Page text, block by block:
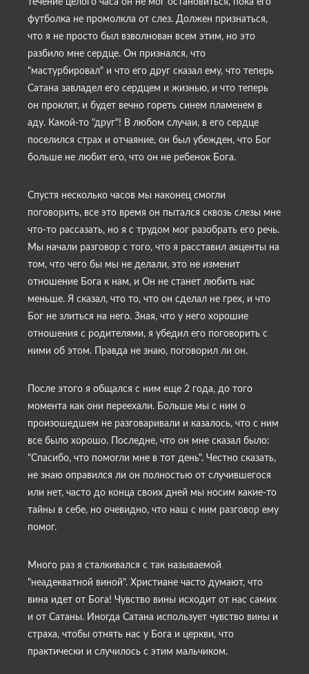
течение целого часа он не мог остановиться, пока его
футболка не промолкла от слез. Должен признаться,
что я не просто был взволнован всем этим, но это
разбило мне сердце. Он признался, что
"мастурбировал" и что его друг сказал ему, что теперь
Сатана завладел его сердцем и жизнью, и что теперь
он проклят, и будет вечно гореть синем пламенем в
аду. Какой-то "друг"! В любом случаи, в его сердце
поселился страх и отчаяние, он был убежден, что Бог
больше не любит его, что он не ребенок Бога.
Спустя несколько часов мы наконец смогли
поговорить, все это время он пытался сквозь слезы мне
что-то рассазать, но я с трудом мог разобрать его речь.
Мы начали разговор с того, что я расставил акценты на
том, что чего бы мы не делали, это не изменит
отношение Бога к нам, и Он не станет любить нас
меньше. Я сказал, что то, что он сделал не грех, и что
Бог не злиться на него. Зная, что у него хорошие
отношения с родителями, я убедил его поговорить с
ними об этом. Правда не знаю, поговорил ли он.
После этого я общался с ним еще 2 года, до того
момента как они переехали. Больше мы с ним о
произошедшем не разговаривали и казалось, что с ним
все было хорошо. Последне, что он мне сказал было:
"Спасибо, что помогли мне в тот день". Честно сказать,
не знаю оправился ли он полностью от случившегося
или нет, часто до конца своих дней мы носим какие-то
тайны в себе, но очевидно, что наш с ним разговор ему
помог.
Много раз я сталкивался с так называемой
"неадекватной виной". Христиане часто думают, что
вина идет от Бога! Чувство вины исходит от нас самих
и от Сатаны. Иногда Сатана использует чувство вины и
страха, чтобы отнять нас у Бога и церкви, что
практически и случилось с этим мальчиком.